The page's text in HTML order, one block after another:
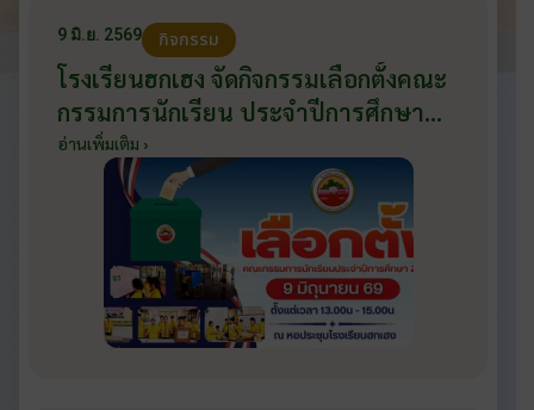
9 มิ.ย. 2569 กิจกรรม
โรงเรียนฮกเฮง จัดกิจกรรมเลือกตั้งคณะ
กรรมการนักเรียน ประจำปีการศึกษา
2569 ส่งเสริมประชาธิปไตยในโรงเรียน
วันที่ 9 มิถุนายน 2569
อ่านเพิ่มเติม ›